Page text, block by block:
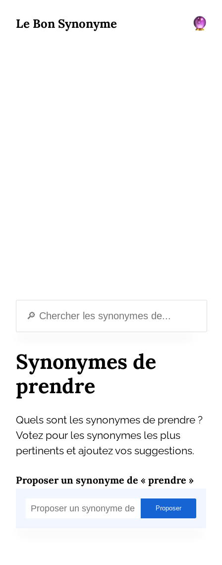
Le Bon Synonyme
Synonymes de
prendre
Quels sont les synonymes de prendre ?
Votez pour les synonymes les plus
pertinents et ajoutez vos suggestions.
Proposer un synonyme de « prendre »